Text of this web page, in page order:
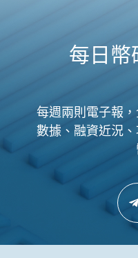
每日幣
每週兩則電子報
數據、融資近況